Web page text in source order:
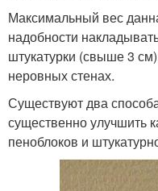
Максимальный вес
надобности
штукатурки (свыше 3
неровных стенах.
Существуют два
существенно улучшить
пеноблоков и